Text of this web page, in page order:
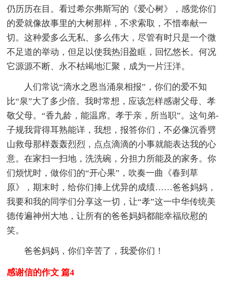
仍历历在目。看过希尔弗斯写的《爱心树》，感觉你们
的爱就像故事里的大树那样，不求索取，不惜奉献一
切。这种爱多么无私、多么伟大，尽管有时只是一个微
不足道的举动，但足以使我热泪盈眶，回忆悠长。何况
它源源不断、永不枯竭地汇聚，成为一片汪洋。
人们常说“滴水之恩当涌泉相报”，你们的爱不知
比“泉”大了多少倍。我时常想，应该怎样感谢父母、孝
敬父母。“香九龄，能温席。孝于亲，所当职”。这句弟-
子规我背得耳熟能详，我想，报答你们，不必像沉香劈
山救母那样轰轰烈烈，点点滴滴的小事就能表达我的心
意。在家扫一扫地，洗洗碗，分担力所能及的家务。你
们烦忧时，做你们的“开心果”，吹奏一曲《春到草
原》，期末时，给你们捧上优异的成绩……爸爸妈妈，
我要和我的同学们分享这一切，让“孝”这一中华传统美
德传遍神州大地，让所有的爸爸妈妈都能幸福欣慰的
笑。
爸爸妈妈，你们辛苦了，我爱你们！
感谢信的作文 篇4